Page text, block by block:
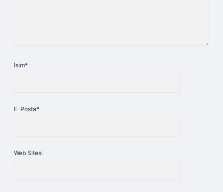
İsim*
E-Posta*
Web Sitesi